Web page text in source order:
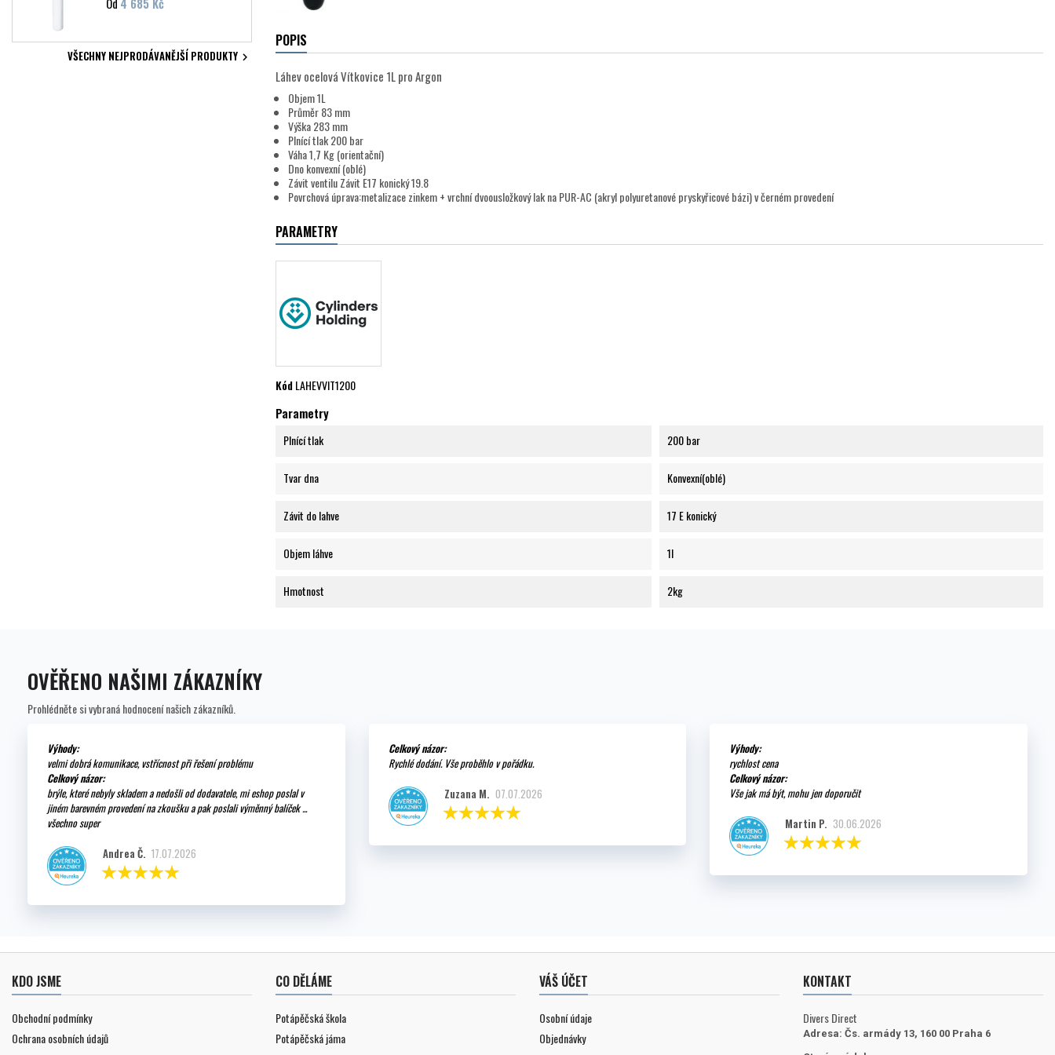
VŠECHNY NEJPRODÁVANĚJŠÍ PRODUKTY 
POPIS
Láhev ocelová Vítkovice 1L pro Argon
Objem 1L
Průměr 83 mm
Výška 283 mm
Plnící tlak 200 bar
Váha 1,7 Kg (orientační)
Dno konvexní (oblé)
Závit ventilu Závit E17 konický 19.8
Povrchová úprava:metalizace zinkem + vrchní dvoousložkový lak na PUR-AC (akryl polyuretanové pryskyřicové bázi) v černém provedení
PARAMETRY
KódLAHEVVIT1200
Parametry
Plnící tlak 200 bar
Tvar dna Konvexní(oblé)
Závit do lahve 17 E konický
Objem láhve 1l
Hmotnost 2kg
OVĚŘENO NAŠIMI ZÁKAZNÍKY
Prohlédněte si vybraná hodnocení našich zákazníků.
Výhody:
velmi dobrá komunikace, vstřícnost při řešení problému
Celkový názor:
brýle, které nebyly skladem a nedošli od dodavatele, mi eshop poslal v
jiném barevném provedení na zkoušku a pak poslali výměnný balíček ...
všechno super
Andrea Č. 17.07.2026
Celkový názor:
Rychlé dodání. Vše proběhlo v pořádku.
Zuzana M. 07.07.2026
Výhody:
rychlost cena
Celkový názor:
Vše jak má být, mohu jen doporučit
Martin P. 30.06.2026
KDO JSME
Obchodní podmínky
Ochrana osobních údajů
CO DĚLÁME
Potápěčská škola
Potápěčská jáma
VÁŠ ÚČET
Osobní údaje
Objednávky
KONTAKT
Divers Direct
Adresa: Čs. armády 13, 160 00 Praha 6